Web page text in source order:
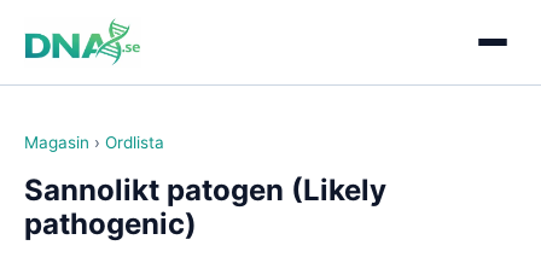
Magasin › Ordlista
Sannolikt patogen (Likely
pathogenic)